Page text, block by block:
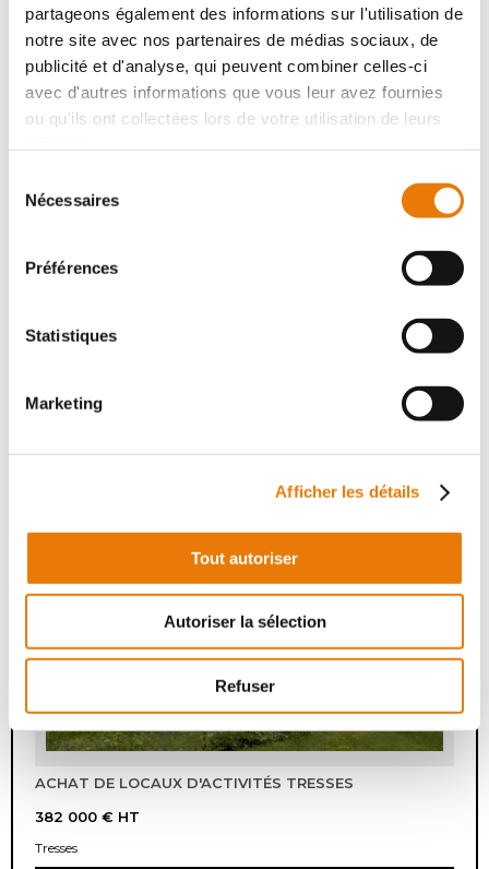
partageons également des informations sur l'utilisation de
notre site avec nos partenaires de médias sociaux, de
publicité et d'analyse, qui peuvent combiner celles-ci
avec d'autres informations que vous leur avez fournies
ou qu'ils ont collectées lors de votre utilisation de leurs
Nécessaires
Préférences
Statistiques
Marketing
Afficher les détails
Tout autoriser
Autoriser la sélection
Refuser
686 000 €HT
Artigues-près-Bordeaux
Type : Local d'activité Superficie : 499 m²
2
650 000 €
Superficie : 1000 m²
ACHAT DE LOCAUX D'ACTIVITÉS TRESSES
382 000 € HT
Tresses